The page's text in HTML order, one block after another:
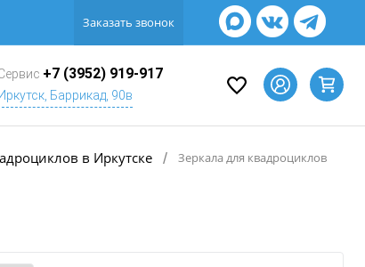
Заказать звонок
+7 (3952) 919-917
Иркутск, Баррикад, 90в
в Иркутске / Зеркала для квадроциклов